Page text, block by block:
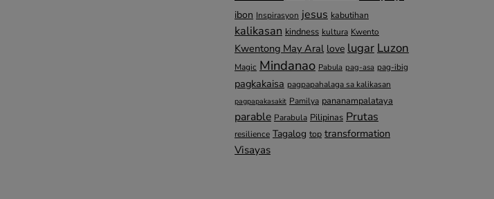
ibon Inspirasyon jesus kabutihan
kalikasan kindness kultura Kwento
Kwentong May Aral love lugar Luzon
Magic Mindanao Pabula pag-asa pag-ibig
pagkakaisa pagpapahalaga sa kalikasan
pagpapakasakit Pamilya pananampalataya
parable Parabula Pilipinas Prutas
resilience Tagalog top transformation
Visayas